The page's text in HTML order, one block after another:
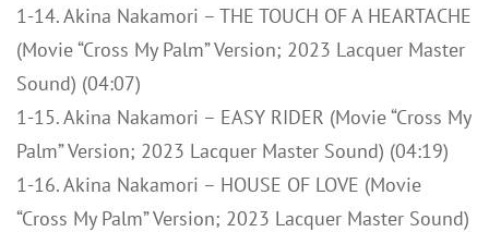
1-14. Akina Nakamori – THE TOUCH OF A HEARTACHE
(Movie “Cross My Palm” Version; 2023 Lacquer Master
Sound) (04:07)
1-15. Akina Nakamori – EASY RIDER (Movie “Cross My
Palm” Version; 2023 Lacquer Master Sound) (04:19)
1-16. Akina Nakamori – HOUSE OF LOVE (Movie
“Cross My Palm” Version; 2023 Lacquer Master Sound)